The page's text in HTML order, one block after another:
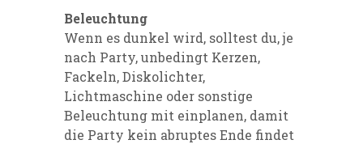
Beleuchtung
Wenn es dunkel wird, solltest du, je
nach Party, unbedingt Kerzen,
Fackeln, Diskolichter,
Lichtmaschine oder sonstige
Beleuchtung mit einplanen, damit
die Party kein abruptes Ende findet